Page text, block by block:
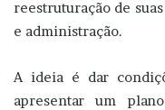
reestruturação de
e administração.
A ideia é dar
apresentar um